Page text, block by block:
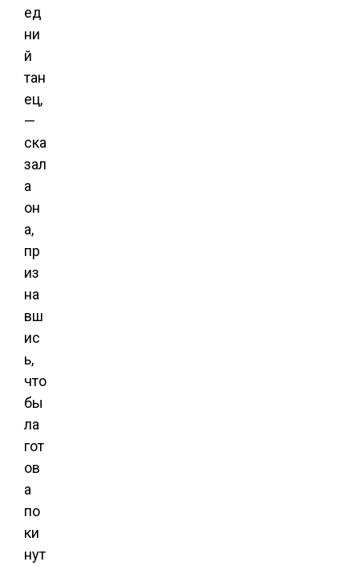
ед
ни
й
тан
ец,
—
ска
зал
а
он
а,
пр
из
на
вш
ис
ь,
что
бы
ла
гот
ов
а
по
ки
нут